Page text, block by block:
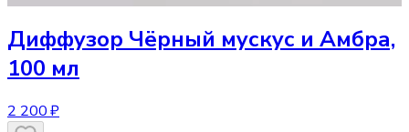
Диффузор Чёрный мускус и Амбра,
100 мл
2 200 ₽